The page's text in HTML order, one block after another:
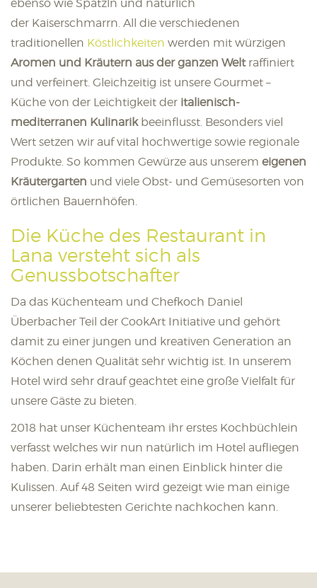
ebenso wie Spatzln und natürlich
der Kaiserschmarrn. All die verschiedenen
traditionellen Köstlichkeiten werden mit würzigen
Aromen und Kräutern aus der ganzen Weltraffiniert
und verfeinert. Gleichzeitig ist unsere Gourmet –
Küche von der Leichtigkeit der italienisch-
mediterranen Kulinarikbeeinflusst. Besonders viel
Wert setzen wir auf vital hochwertige sowie regionale
Produkte. So kommen Gewürze aus unserem eigenen
Kräutergarten und viele Obst- und Gemüsesorten von
örtlichen Bauernhöfen.
Die Küche des Restaurant in
Lana versteht sich als
Genussbotschafter
Da das Küchenteam und Chefkoch Daniel
Überbacher Teil der CookArt Initiative und gehört
damit zu einer jungen und kreativen Generation an
Köchen denen Qualität sehr wichtig ist. In unserem
Hotel wird sehr drauf geachtet eine große Vielfalt für
unsere Gäste zu bieten.
2018 hat unser Küchenteam ihr erstes Kochbüchlein
verfasst welches wir nun natürlich im Hotel aufliegen
haben. Darin erhält man einen Einblick hinter die
Kulissen. Auf 48 Seiten wird gezeigt wie man einige
unserer beliebtesten Gerichte nachkochen kann.